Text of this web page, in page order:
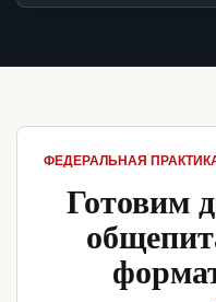
ФЕДЕРАЛЬНАЯ
Готовим